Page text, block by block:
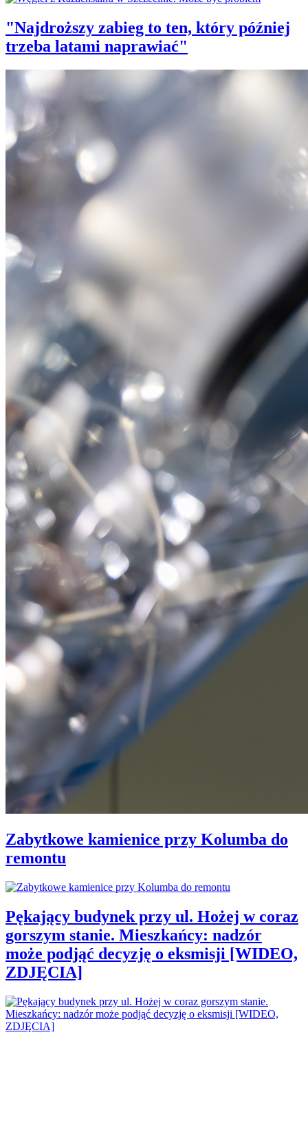
"Najdroższy zabieg to ten, który później
trzeba latami naprawiać"
Zabytkowe kamienice przy Kolumba do
remontu
Pękający budynek przy ul. Hożej w coraz
gorszym stanie. Mieszkańcy: nadzór
może podjąć decyzję o eksmisji [WIDEO,
ZDJĘCIA]